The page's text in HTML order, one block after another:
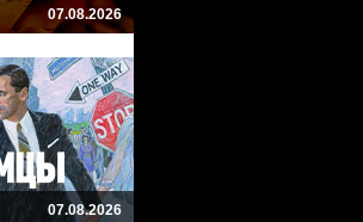
07.08.2026
07.08.2026